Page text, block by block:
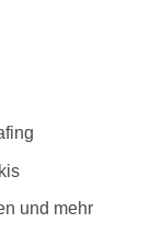
und mehr